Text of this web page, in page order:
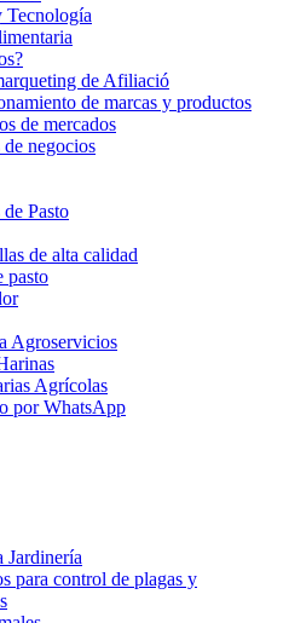
Tecnología
de Afiliació
de marcas y productos
de mercados
de negocios
Pasto
de alta calidad
pasto
Agroservicios
Agrícolas
por WhatsApp
Jardinería
para control de plagas y